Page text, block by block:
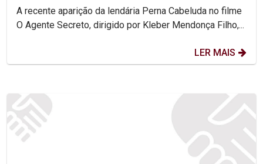
A recente aparição da lendária Perna Cabeluda no filme
O Agente Secreto, dirigido por Kleber Mendonça Filho,...
LER MAIS